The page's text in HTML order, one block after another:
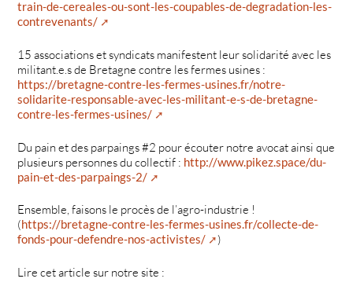
train-de-cereales-ou-sont-les-coupables-de-degradation-les-
contrevenants/
15 associations et syndicats manifestent leur solidarité avec les
militant.e.s de Bretagne contre les fermes usines :
https://bretagne-contre-les-fermes-usines.fr/notre-
solidarite-responsable-avec-les-militant-e-s-de-bretagne-
contre-les-fermes-usines/
Du pain et des parpaings #2 pour écouter notre avocat ainsi que
plusieurs personnes du collectif : http://www.pikez.space/du-
pain-et-des-parpaings-2/
Ensemble, faisons le procès de l’agro-industrie !
(https://bretagne-contre-les-fermes-usines.fr/collecte-de-
fonds-pour-defendre-nos-activistes/
)
Lire cet article sur notre site :